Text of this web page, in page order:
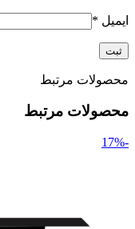
ایمیل *
محصولات مرتبط
محصولات مرتبط
-17%